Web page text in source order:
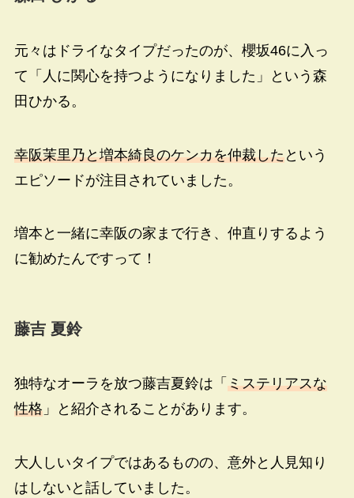
元々はドライなタイプだったのが、櫻坂46に入っ
て「人に関心を持つようになりました」という森
田ひかる。
幸阪茉里乃と増本綺良のケンカを仲裁したという
エピソードが注目されていました。
増本と一緒に幸阪の家まで行き、仲直りするよう
に勧めたんですって！
藤吉 夏鈴
独特なオーラを放つ藤吉夏鈴は「 ミステリアスな
性格」と紹介されることがあります。
大人しいタイプではあるものの、意外と人見知り
はしないと話していました。